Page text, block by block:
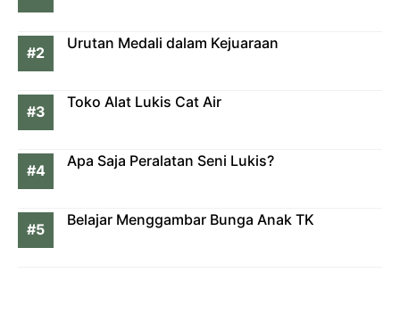
Urutan Medali dalam Kejuaraan
Toko Alat Lukis Cat Air
Apa Saja Peralatan Seni Lukis?
Belajar Menggambar Bunga Anak TK